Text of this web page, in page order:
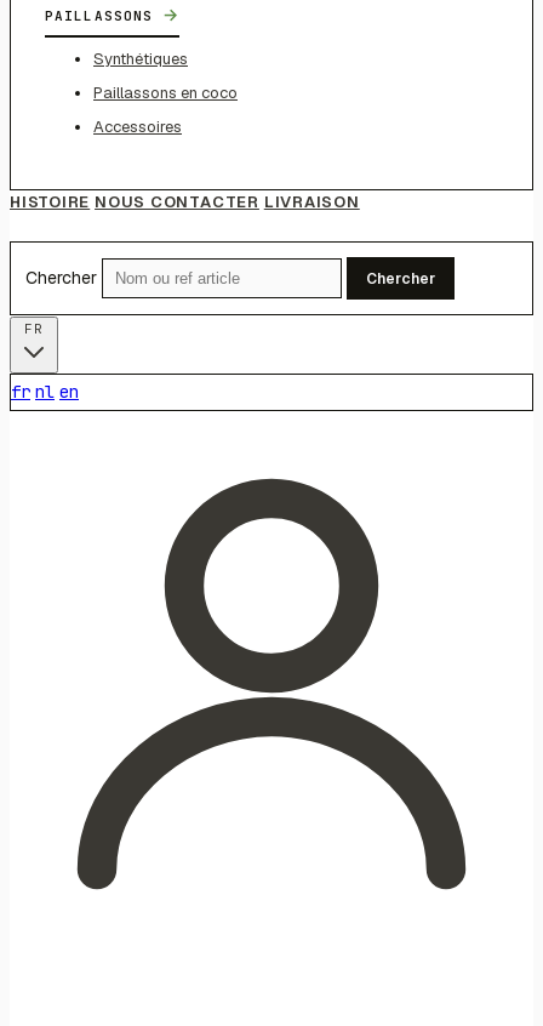
PAILLASSONS →
Synthétiques
Paillassons en coco
Accessoires
HISTOIRE NOUS CONTACTER LIVRAISON
Chercher Chercher
fr nl en